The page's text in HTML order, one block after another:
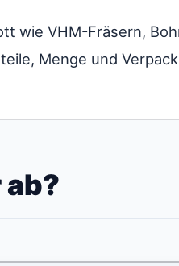
wie VHM-Fräsern,
Menge und